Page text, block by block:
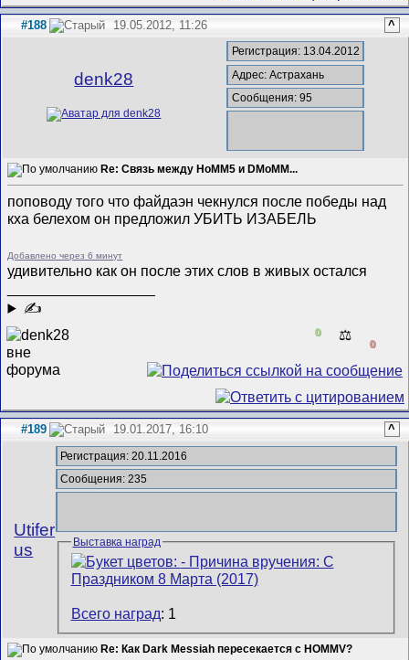
#188 19.05.2012, 11:26 ^
denk28
Регистрация: 13.04.2012
Адрес: Астрахань
Сообщения: 95
Re: Связь между HoMM5 и DMoMM...
поповоду того что файдаэн чекнулся после победы над
кха белехом он предложил УБИТЬ ИЗАБЕЛЬ
Добавлено через 6 минут
удивительно как он после этих слов в живых остался
✍
0 ⚖️
0
#189 19.01.2017, 16:10 ^
Utifer
us
Регистрация: 20.11.2016
Сообщения: 235
Выставка наград
Всего наград: 1
Re: Как Dark Messiah пересекается с HOMMV?